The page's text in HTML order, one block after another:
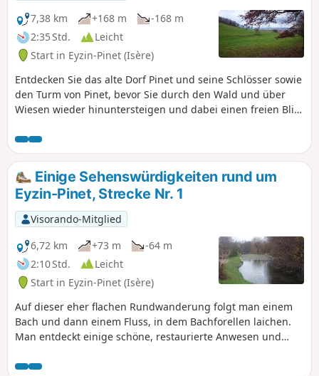
7,38 km
+168 m
-168 m
2:35 Std.
Leicht
Start in Eyzin-Pinet (Isère)
Entdecken Sie das alte Dorf Pinet und seine Schlösser sowie
den Turm von Pinet, bevor Sie durch den Wald und über
Wiesen wieder hinuntersteigen und dabei einen freien Blick
Verdun in den Monts d'Or genießen.
Einige Sehenswürdigkeiten rund um
Eyzin-Pinet, Strecke Nr. 1
Visorando-Mitglied
6,72 km
+73 m
-64 m
2:10 Std.
Leicht
Start in Eyzin-Pinet (Isère)
Auf dieser eher flachen Rundwanderung folgt man einem
Bach und dann einem Fluss, in dem Bachforellen laichen.
Man entdeckt einige schöne, restaurierte Anwesen und
unterhaltsame Wanderung, die bei schönem Wetter im